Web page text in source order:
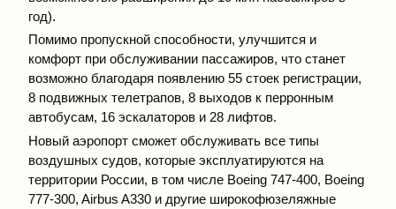
год).
Помимо пропускной способности, улучшится и
комфорт при обслуживании пассажиров, что станет
возможно благодаря появлению 55 стоек регистрации,
8 подвижных телетрапов, 8 выходов к перронным
автобусам, 16 эскалаторов и 28 лифтов.
Новый аэропорт сможет обслуживать все типы
воздушных судов, которые эксплуатируются на
территории России, в том числе Boeing 747-400, Boeing
777-300, Airbus A330 и другие широкофюзеляжные